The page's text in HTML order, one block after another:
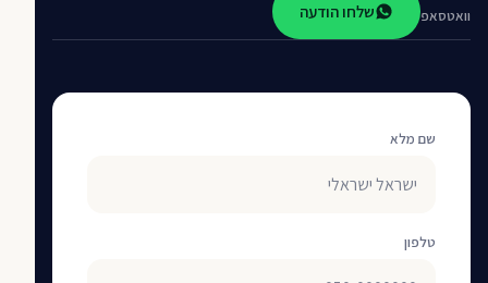
וואטסאפ שלחו הודעה
שם מלא
טלפון